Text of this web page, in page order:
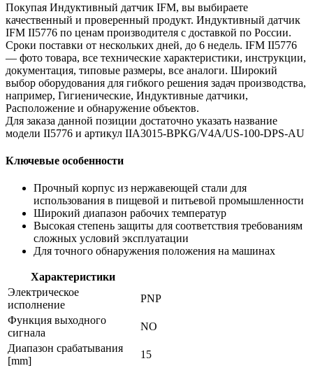
Покупая Индуктивный датчик IFM, вы выбираете
качественный и проверенный продукт. Индуктивный датчик
IFM II5776 по ценам производителя с доставкой по России.
Сроки поставки от нескольких дней, до 6 недель. IFM II5776
— фото товара, все технические характеристики, инструкции,
документация, типовые размеры, все аналоги. Широкий
выбор оборудования для гибкого решения задач производства,
например, Гигиенические, Индуктивные датчики,
Расположение и обнаружение объектов.
Для заказа данной позиции достаточно указать название
модели II5776 и артикул IIA3015-BPKG/V4A/US-100-DPS-AU
Ключевые особенности
Прочный корпус из нержавеющей стали для
использования в пищевой и питьевой промышленности
Широкий диапазон рабочих температур
Высокая степень защиты для соответствия требованиям
сложных условий эксплуатации
Для точного обнаружения положения на машинах
Характеристики
Электрическое
исполнение
PNP
Функция выходного
сигнала
NO
Диапазон срабатывания
[mm]
15